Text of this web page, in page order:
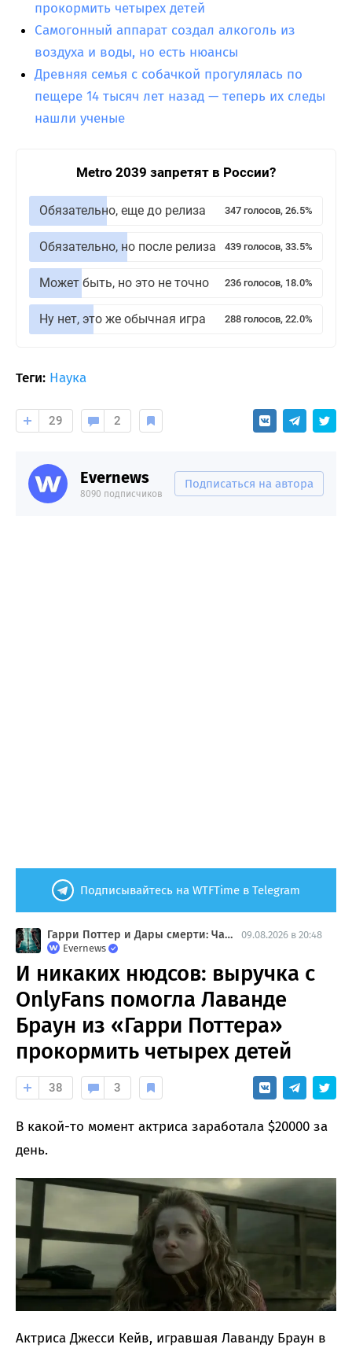
прокормить четырех детей
Самогонный аппарат создал алкоголь из
воздуха и воды, но есть нюансы
Древняя семья с собачкой прогулялась по
пещере 14 тысяч лет назад — теперь их следы
нашли ученые
Metro 2039 запретят в России?
Обязательно, еще до релиза 347 голосов, 26.5%
Обязательно, но после релиза 439 голосов, 33.5%
Может быть, но это не точно 236 голосов, 18.0%
Ну нет, это же обычная игра 288 голосов, 22.0%
Теги: Наука
29 2
Evernews
8090 подписчиков
Подписаться на автора
Подписывайтесь на WTFTime в Telegram
Гарри Поттер и Дары смерти: Часть 2
09.08.2026 в 20:48
Evernews
И никаких нюдсов: выручка с
OnlyFans помогла Лаванде
Браун из «Гарри Поттера»
прокормить четырех детей
38 3
В какой-то момент актриса заработала $20000 за
день.
Актриса Джесси Кейв, игравшая Лаванду Браун в